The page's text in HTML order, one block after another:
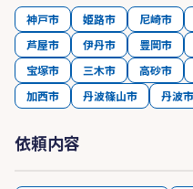
神戸市 姫路市 尼崎市
芦屋市
伊丹市 豊岡市
宝塚市
三木市 高砂市
加西市
丹波篠山市 丹波市
依頼内容